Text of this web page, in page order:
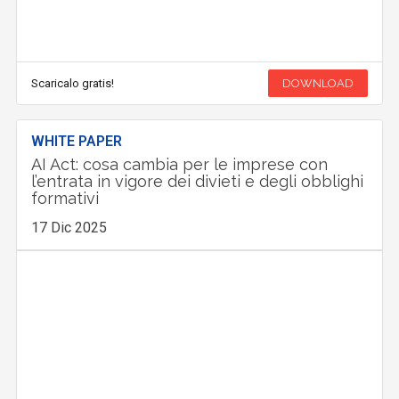
Scaricalo gratis! DOWNLOAD
WHITE PAPER
AI Act: cosa cambia per le imprese con
l’entrata in vigore dei divieti e degli obblighi
formativi
17 Dic 2025